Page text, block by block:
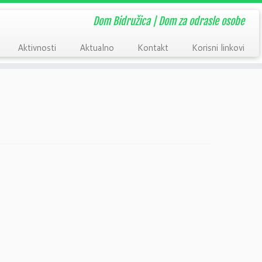
Dom Bidružica | Dom za odrasle osobe
Aktivnosti Aktualno Kontakt Korisni linkovi